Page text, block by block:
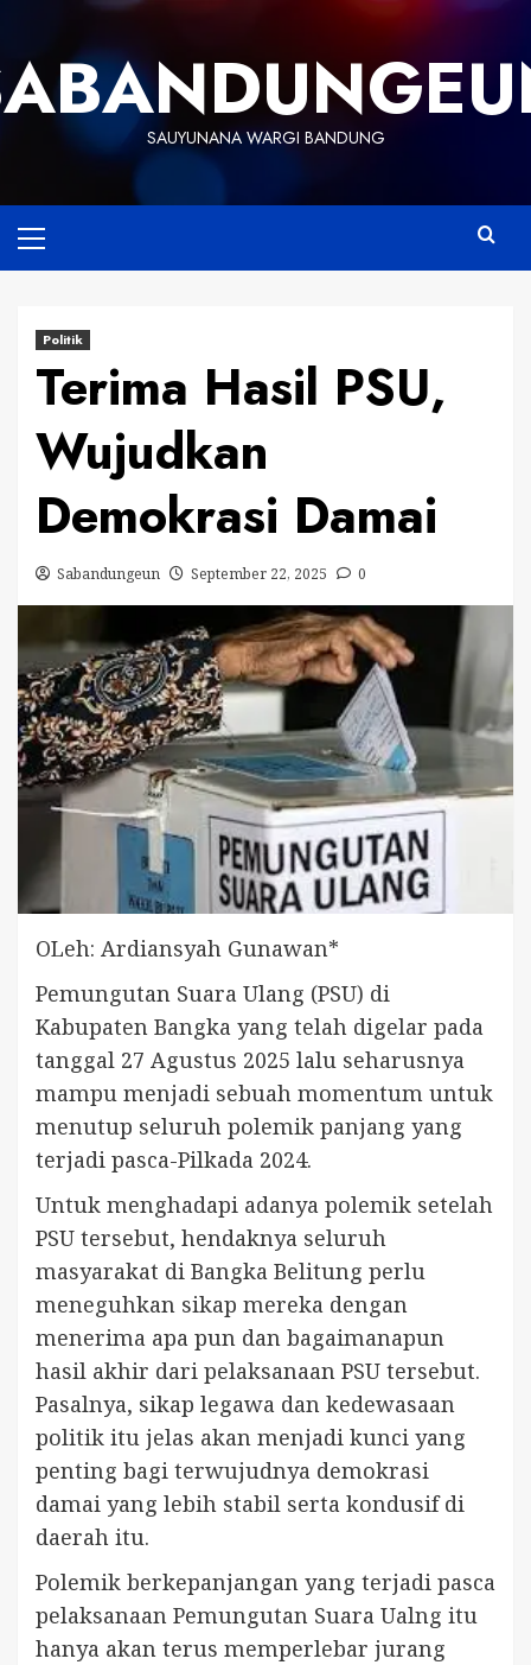
content
SAUYUNANA WARGI BANDUNG
Menu
Politik
Terima Hasil PSU,
Wujudkan
Demokrasi Damai
Sabandungeun September 22, 2025 0
OLeh: Ardiansyah Gunawan*
Pemungutan Suara Ulang (PSU) di
Kabupaten Bangka yang telah digelar pada
tanggal 27 Agustus 2025 lalu seharusnya
mampu menjadi sebuah momentum untuk
menutup seluruh polemik panjang yang
terjadi pasca-Pilkada 2024.
Untuk menghadapi adanya polemik setelah
PSU tersebut, hendaknya seluruh
masyarakat di Bangka Belitung perlu
meneguhkan sikap mereka dengan
menerima apa pun dan bagaimanapun
hasil akhir dari pelaksanaan PSU tersebut.
Pasalnya, sikap legawa dan kedewasaan
politik itu jelas akan menjadi kunci yang
penting bagi terwujudnya demokrasi
damai yang lebih stabil serta kondusif di
daerah itu.
Polemik berkepanjangan yang terjadi pasca
pelaksanaan Pemungutan Suara Ualng itu
hanya akan terus memperlebar jurang